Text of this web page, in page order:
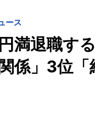
ース
満退職す
係」3位